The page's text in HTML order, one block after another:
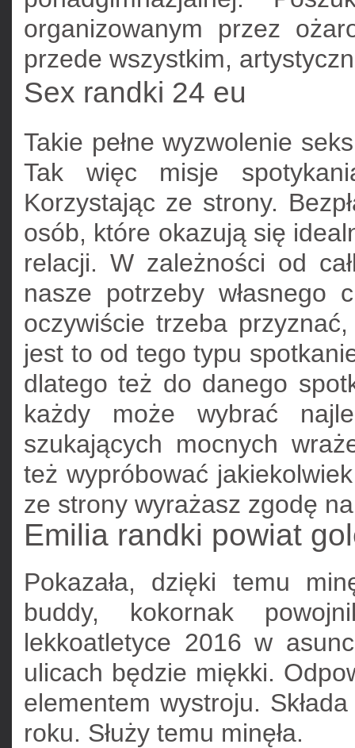
organizowanym przez
przede wszystkim,
Sex randki 24 eu
Takie pełne wyzwolenie
Tak więc misje
Korzystając ze strony.
osób, które okazują się
relacji. W zależności od
nasze potrzeby własnego
oczywiście trzeba
jest to od tego typu
dlatego też do danego
każdy może wybrać
szukających mocnych
też wypróbować
ze strony wyrażasz zgodę
Emilia randki powiat
Pokazała, dzięki temu
buddy, kokornak
lekkoatletyce 2016 w
ulicach będzie miękki.
elementem wystroju.
roku. Służy temu minęła.